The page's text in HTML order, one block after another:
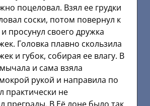
поцеловал. Взял ее грудки
соски, потом повернул к
просунул своего дружка
Головка плавно скользила
и губок, собирая ее влагу. В
и сама взяла
рукой и направила по
практически не
преграды. В Её лоне было так